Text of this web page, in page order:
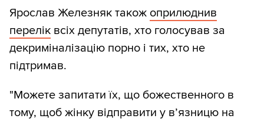
Ярослав Железняк також оприлюднив
перелік всіх депутатів, хто голосував за
декриміналізацію порно і тих, хто не
підтримав.
"Можете запитати їх, що божественного в
тому, щоб жінку відправити у вʼязницю на